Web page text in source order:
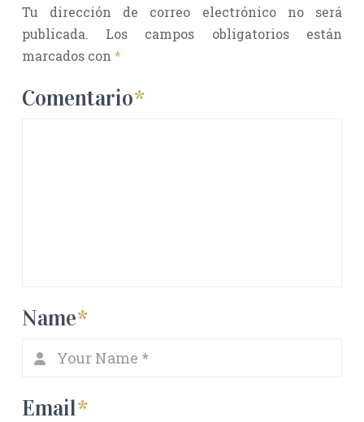
Tu dirección de correo electrónico no será
publicada.
Los campos obligatorios están
marcados con *
Comentario*
Name*
Email*